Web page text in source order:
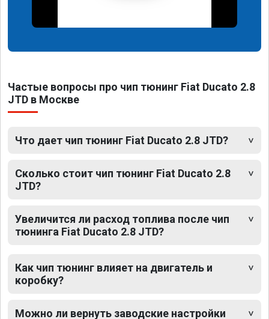
Частые вопросы про чип тюнинг Fiat Ducato 2.8
JTD в Москве
Что дает чип тюнинг Fiat Ducato 2.8 JTD?
Сколько стоит чип тюнинг Fiat Ducato 2.8
JTD?
Увеличится ли расход топлива после чип
тюнинга Fiat Ducato 2.8 JTD?
Как чип тюнинг влияет на двигатель и
коробку?
Можно ли вернуть заводские настройки